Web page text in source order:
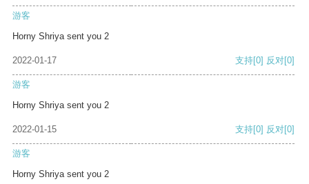
游客
Horny Shriya sent you 2
2022-01-17 支持[0] 反对[0]
游客
Horny Shriya sent you 2
2022-01-15 支持[0] 反对[0]
游客
Horny Shriya sent you 2